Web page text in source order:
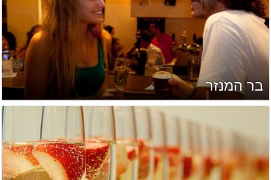
בר המנזר